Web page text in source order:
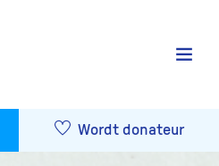
Wordt donateur